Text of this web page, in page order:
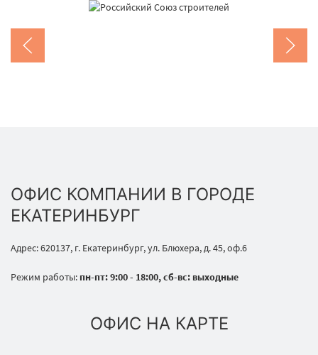
ОФИС КОМПАНИИ В ГОРОДЕ
ЕКАТЕРИНБУРГ
Адрес: 620137, г. Екатеринбург, ул. Блюхера, д. 45, оф.6
Режим работы: пн-пт: 9:00 - 18:00, сб-вс: выходные
ОФИС НА КАРТЕ